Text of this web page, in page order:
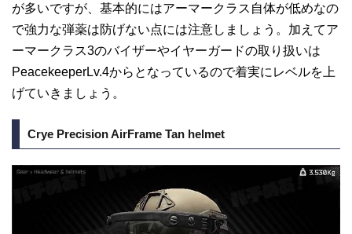
が多いですが、基本的にはアーマークラス自体が低めなの
で強力な弾薬は防げない点には注意しましょう。加えてア
ーマークラス3のバイザーやイヤーガードの取り扱いは
PeacekeeperLv.4からとなっているので着実にレベルを上
げていきましょう。
Crye Precision AirFrame Tan helmet